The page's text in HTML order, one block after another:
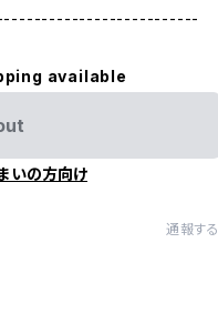
available
いの方向け
通報する